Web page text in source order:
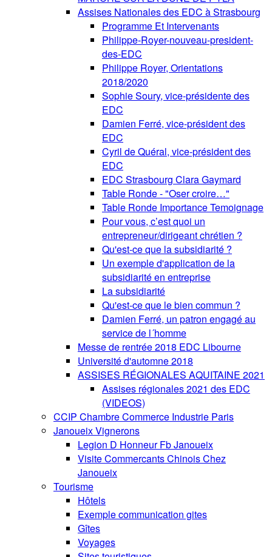
Assises Nationales des EDC à Strasbourg
Programme Et Intervenants
Philippe-Royer-nouveau-president-
des-EDC
Philippe Royer, Orientations
2018/2020
Sophie Soury, vice-présidente des
EDC
Damien Ferré, vice-président des
EDC
Cyril de Quéral, vice-président des
EDC
EDC Strasbourg Clara Gaymard
Table Ronde - "Oser croire…"
Table Ronde Importance Temoignage
Pour vous, c’est quoi un
entrepreneur/dirigeant chrétien ?
Qu'est-ce que la subsidiarité ?
Un exemple d'application de la
subsidiarité en entreprise
La subsidiarité
Qu'est-ce que le bien commun ?
Damien Ferré, un patron engagé au
service de l´homme
Messe de rentrée 2018 EDC Libourne
Université d'automne 2018
ASSISES RÉGIONALES AQUITAINE 2021
Assises régionales 2021 des EDC
(VIDEOS)
CCIP Chambre Commerce Industrie Paris
Janoueix Vignerons
Legion D Honneur Fb Janoueix
Visite Commercants Chinois Chez
Janoueix
Tourisme
Hôtels
Exemple communication gites
Gîtes
Voyages